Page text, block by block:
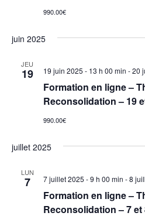
990.00€
juin 2025
JEU
19
Formation en ligne –
Reconsolidation – 19
19 juin 2025 - 13 h 00 min -20
990.00€
juillet 2025
LUN
7
Formation en ligne –
Reconsolidation – 7 et
7 juillet 2025 - 9 h 00 min -8